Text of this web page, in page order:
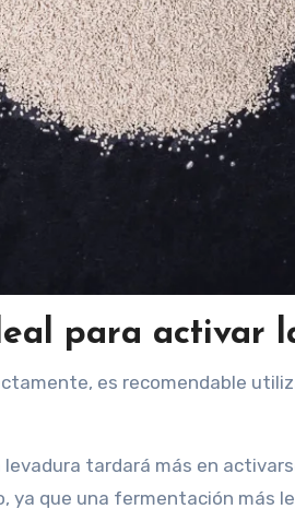
para activar
es recomendable
tardará más en
que una fermentación más